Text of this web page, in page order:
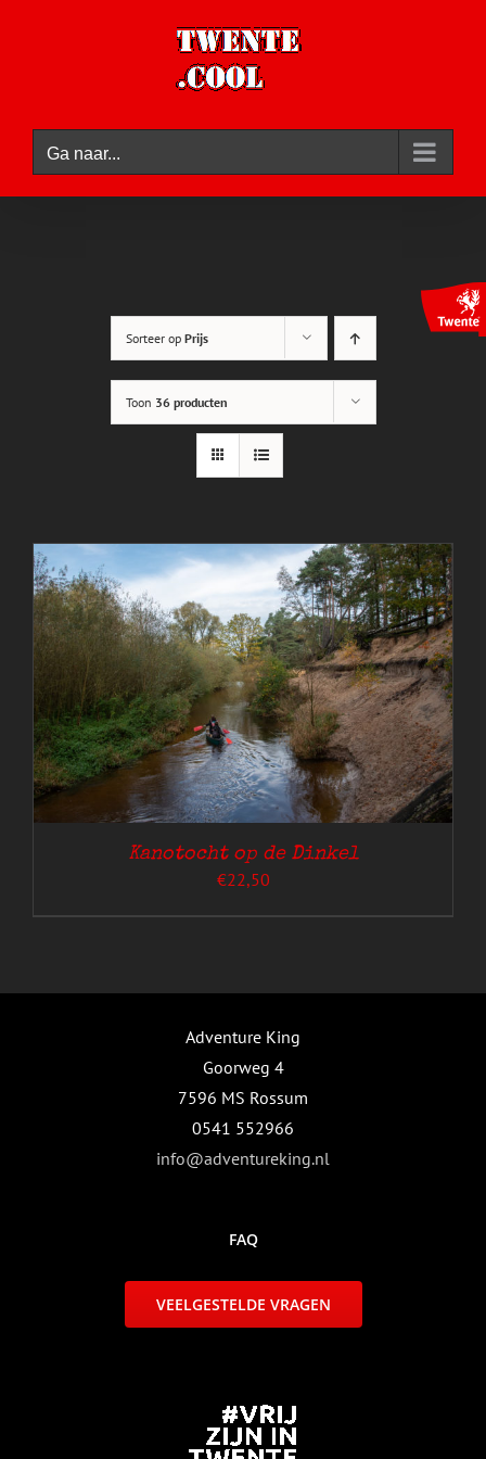
Ga naar...
Sorteer op Prijs
Toon 36 producten
Kanotocht op de Dinkel
€22,50
Adventure King
Goorweg 4
7596 MS Rossum
0541 552966
info@adventureking.nl
FAQ
VEELGESTELDE VRAGEN